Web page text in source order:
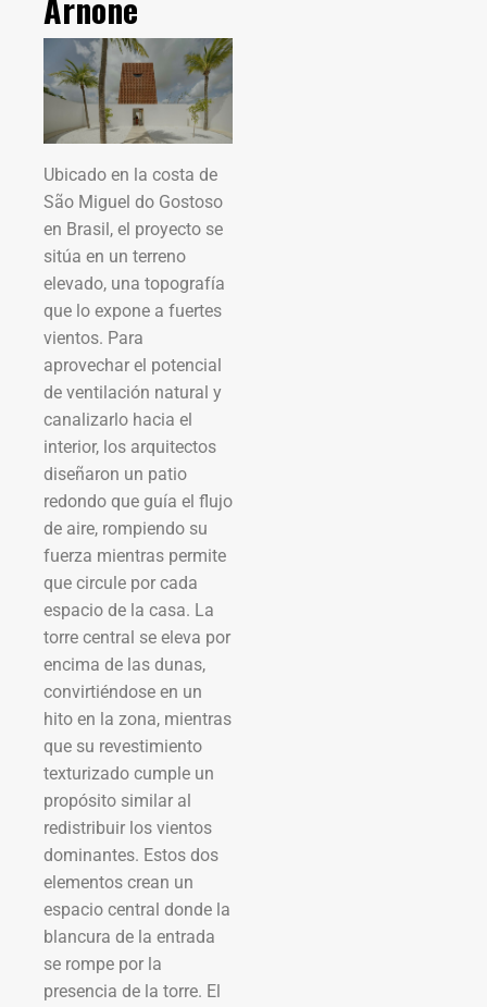
Ubicado en la costa de
São Miguel do Gostoso
en Brasil, el proyecto se
sitúa en un terreno
elevado, una topografía
que lo expone a fuertes
vientos. Para
aprovechar el potencial
de ventilación natural y
canalizarlo hacia el
interior, los arquitectos
diseñaron un patio
redondo que guía el flujo
de aire, rompiendo su
fuerza mientras permite
que circule por cada
espacio de la casa. La
torre central se eleva por
encima de las dunas,
convirtiéndose en un
hito en la zona, mientras
que su revestimiento
texturizado cumple un
propósito similar al
redistribuir los vientos
dominantes. Estos dos
elementos crean un
espacio central donde la
blancura de la entrada
se rompe por la
presencia de la torre. El